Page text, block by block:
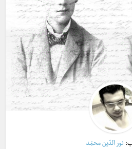
نور الدّين محمّد